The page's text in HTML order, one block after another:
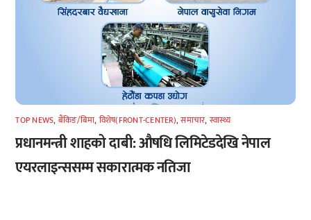
TOP NEWS, बैंकिङ/बिमा, विशेष(FRONT-CENTER),समाचार, स्वास्थ्य
प्रधानमन्त्री शाहको दाबी: औषधि लिमिटेडदेखि नेपाल
एयरलाइन्ससम्म सकारात्मक नतिजा